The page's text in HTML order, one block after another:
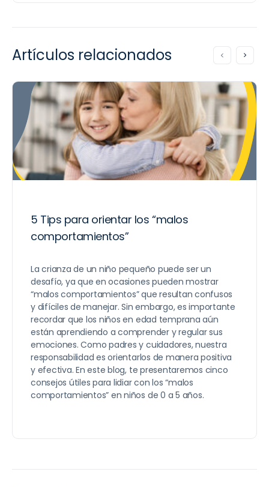
Artículos relacionados
5 Tips para orientar los “malos
comportamientos”
La crianza de un niño pequeño puede ser un
desafío, ya que en ocasiones pueden mostrar
“malos comportamientos” que resultan confusos
y difíciles de manejar. Sin embargo, es importante
recordar que los niños en edad temprana aún
están aprendiendo a comprender y regular sus
emociones. Como padres y cuidadores, nuestra
responsabilidad es orientarlos de manera positiva
y efectiva. En este blog, te presentaremos cinco
consejos útiles para lidiar con los “malos
comportamientos” en niños de 0 a 5 años.